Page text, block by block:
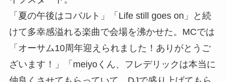
「夏の午後はコバルト」「Life still goes on」と続
けて多幸感溢れる楽曲で会場を沸かせた。MCでは
「オーサム10周年迎えられました！ありがとうご
ざいます！」「meiyoくん、フレデリックは本当に